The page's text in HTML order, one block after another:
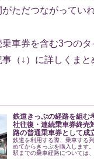
ただつながってい
車券を含む3つの
（↓）に詳しくま
鉄道きっぷの経路を組む
社往復・連続乗車券終売
路の普通乗車券として成
鉄道を利用する際、乗車する
めてからきっぷを購入します
駅までの乗車経路については